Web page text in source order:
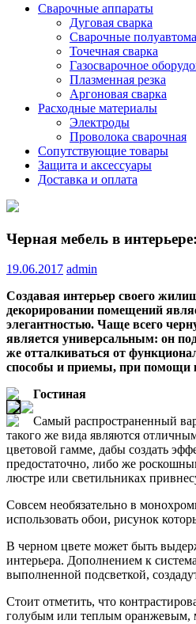
Сварочные аппараты
Дуговая сварка
Сварочные
Точечная сварка
Газосварочное
Плазменная резка
Аргоновая сварка
Расходные материалы
Электроды
Проволока сварочная
Сопутствующие товары
Защита и аксессуары
Доставка и оплата
Черная мебель в
19.06.2017 admin
Создавая интерьер своего
декорировании помещений
элегантностью. Чаще всего
является универсальным: он
же отталкиваться от
способы и приемы, при помощи
Гостиная
Самый распространенный
такого же вида являются
цветовой гамме, дабы создать
предостаточно, либо же
люстре или светильниках
Совсем необязательно в
использовать обои, рисунок
В черном цвете может быть
интерьера. Дополнением к
выполненной подсветкой,
Стоит отметить, что
голубым или теплым оранжевым,